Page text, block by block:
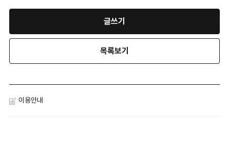
글쓰기
목록보기
이용안내